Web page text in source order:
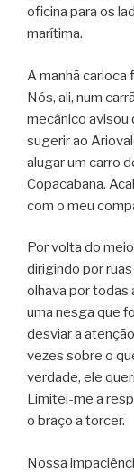
oficina para os
marítima.
A manhã carioca
Nós, ali, num
mecânico avisou
sugerir ao
alugar um carro
Copacabana.
com o meu
Por volta do
dirigindo por
olhava por todas
uma nesga que
desviar a
vezes sobre o
verdade, ele
Limitei-me a
o braço a torcer.
Nossa